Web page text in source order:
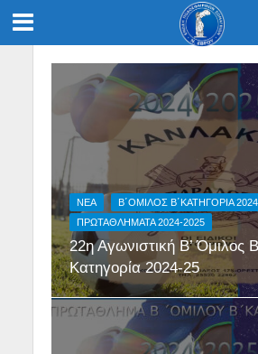
NEA
Β΄ΟΜΙΛΟΣ Β΄ΚΑΤΗΓΟΡΙΑ
ΠΡΩΤΑΘΛΗΜΑΤΑ 2024-2025
22η Αγωνιστική Β’ Όμιλος
Κατηγορία 2024-25